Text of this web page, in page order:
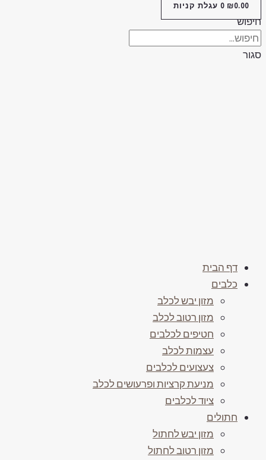
₪0.00
0 עגלת קניות
דף הבית
כלבים
מזון יבש לכלב
מזון רטוב לכלב
חטיפים לכלבים
עצמות לכלב
צעצועים לכלבים
מניעת קרציות ופרעושים לכלב
ציוד לכלבים
חתולים
מזון יבש לחתול
מזון רטוב לחתול